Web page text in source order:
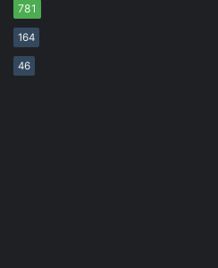
781
164
46